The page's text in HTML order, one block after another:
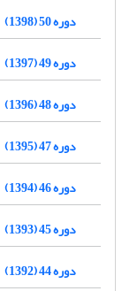
دوره 50 (1398)
دوره 49 (1397)
دوره 48 (1396)
دوره 47 (1395)
دوره 46 (1394)
دوره 45 (1393)
دوره 44 (1392)